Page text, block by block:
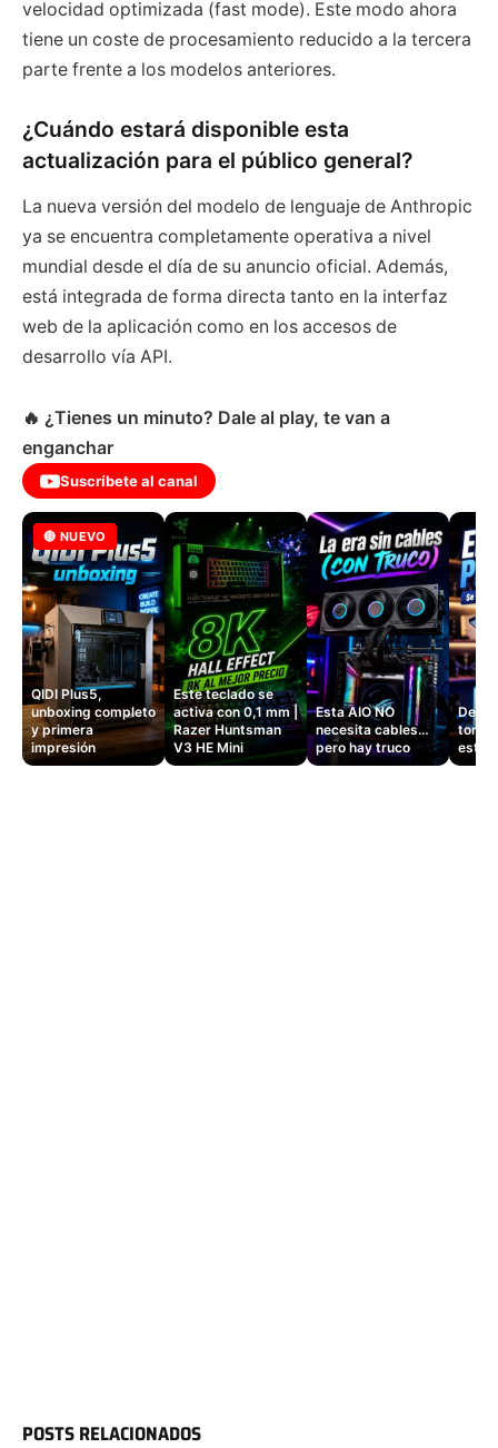
velocidad optimizada (fast mode). Este modo ahora
tiene un coste de procesamiento reducido a la tercera
parte frente a los modelos anteriores.
¿Cuándo estará disponible esta
actualización para el público general?
La nueva versión del modelo de lenguaje de Anthropic
ya se encuentra completamente operativa a nivel
mundial desde el día de su anuncio oficial. Además,
está integrada de forma directa tanto en la interfaz
web de la aplicación como en los accesos de
desarrollo vía API.
🔥 ¿Tienes un minuto? Dale al play, te van a
enganchar
Suscríbete al canal
🔴 NUEVO
QIDI Plus5,
unboxing completo
y primera
impresión
Este teclado se
activa con 0,1 mm |
Razer Huntsman
V3 HE Mini
Esta AIO NO
necesita cables…
pero hay truco
Dejé
este
POSTS RELACIONADOS